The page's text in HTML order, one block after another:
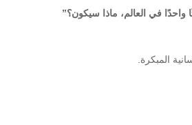
واحدًا في العالم، ماذا سيكون؟”
المبكرة.